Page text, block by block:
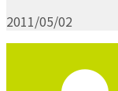
2011/05/02